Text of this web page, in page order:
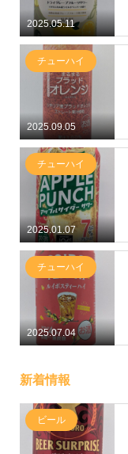
2025.05.11
2025.09.05
チューハイ
2025.01.07
チューハイ
2025.07.04
チューハイ
新着情報
ビール